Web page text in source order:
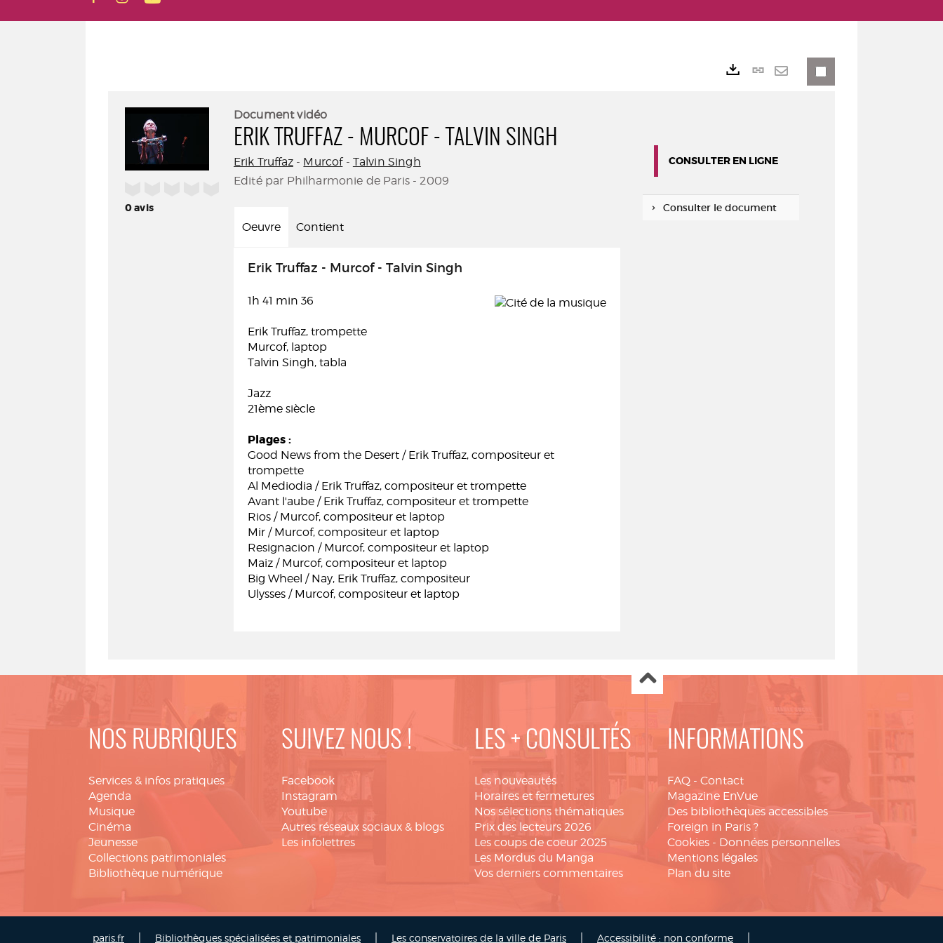
0avis
Document vidéo
ERIK TRUFFAZ - MURCOF - TALVIN SINGH
Erik Truffaz- Murcof- Talvin Singh
Edité par Philharmonie de Paris - 2009
Oeuvre Contient
Erik Truffaz - Murcof - Talvin Singh
1h 41 min 36
Erik Truffaz, trompette
Murcof, laptop
Talvin Singh, tabla
Jazz
21ème siècle
Plages :
Good News from the Desert / Erik Truffaz, compositeur et
trompette
Al Mediodia / Erik Truffaz, compositeur et trompette
Avant l'aube / Erik Truffaz, compositeur et trompette
Rios / Murcof, compositeur et laptop
Mir / Murcof, compositeur et laptop
Resignacion / Murcof, compositeur et laptop
Maiz / Murcof, compositeur et laptop
Big Wheel / Nay, Erik Truffaz, compositeur
Ulysses / Murcof, compositeur et laptop
Lien
CONSULTER EN LIGNE
Consulter le document
NOS RUBRIQUES
Services & infos pratiques
Agenda
Musique
Cinéma
Jeunesse
Collections patrimoniales
Bibliothèque numérique
SUIVEZ NOUS !
Facebook
Instagram
Youtube
Autres réseaux sociaux & blogs
Les infolettres
LES + CONSULTÉS
Les nouveautés
Horaires et fermetures
Nos sélections thématiques
Prix des lecteurs 2026
Les coups de coeur 2025
Les Mordus du Manga
Vos derniers commentaires
INFORMATIONS
FAQ - Contact
Magazine EnVue
Des bibliothèques accessibles
Foreign in Paris ?
Cookies - Données personnelles
Mentions légales
Plan du site
paris.fr Bibliothèques spécialisées et patrimoniales Les conservatoires de la ville de Paris Accessibilité : non conforme